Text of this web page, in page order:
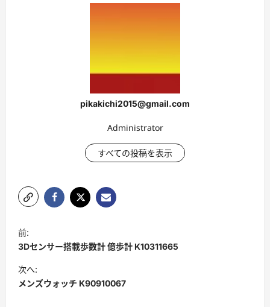
pikakichi2015@gmail.com
Administrator
すべての投稿を表示
ポ
ス
ト
ナ
前:
3Dセンサー搭載歩数計 億歩計 K10311665
次へ:
メンズウォッチ K90910067